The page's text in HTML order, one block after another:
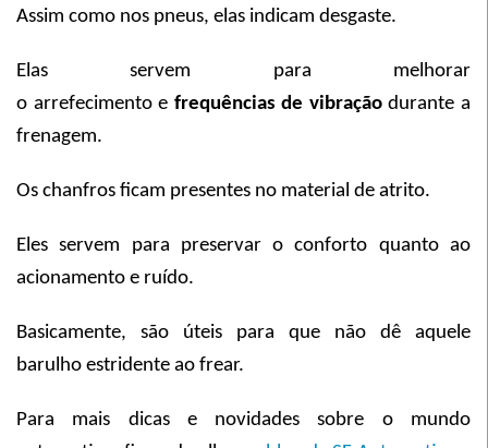
Assim como nos pneus, elas indicam desgaste.
Elas servem para melhorar
o arrefecimento e frequências de vibraçãodurante a
frenagem.
Os chanfros ficam presentes no material de atrito.
Eles servem para preservar o conforto quanto ao
acionamento e ruído.
Basicamente, são úteis para que não dê aquele
barulho estridente ao frear.
Para mais dicas e novidades sobre o mundo